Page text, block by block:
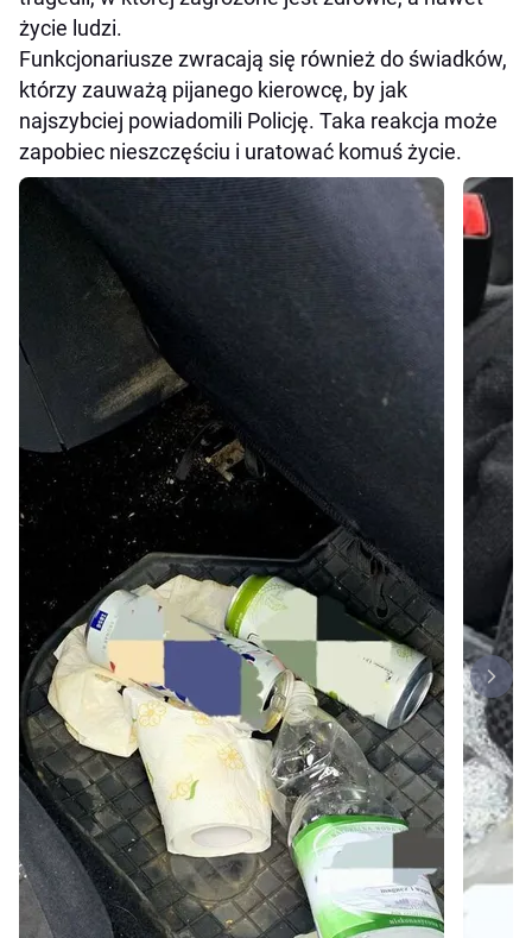
życie ludzi.
Funkcjonariusze zwracają się również do świadków,
którzy zauważą pijanego kierowcę, by jak
najszybciej powiadomili Policję. Taka reakcja może
zapobiec nieszczęściu i uratować komuś życie.